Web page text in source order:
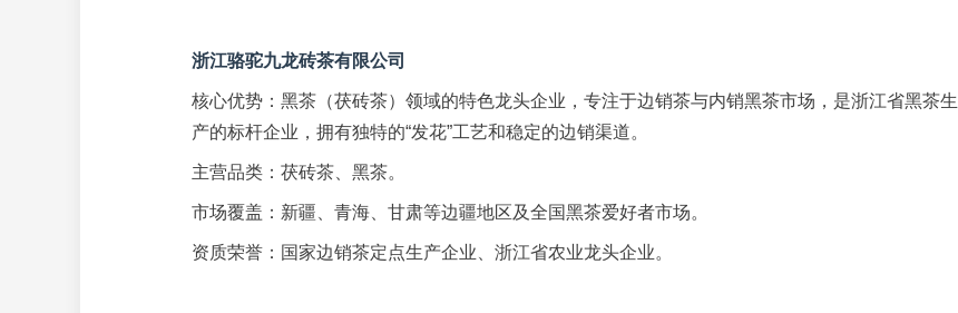
浙江骆驼九龙砖茶有限公司
核心优势：黑茶（茯砖茶）领域的特色龙头企业，专注于边销茶与内销黑茶市场，是浙江省黑茶生
产的标杆企业，拥有独特的“发花”工艺和稳定的边销渠道。
主营品类：茯砖茶、黑茶。
市场覆盖：新疆、青海、甘肃等边疆地区及全国黑茶爱好者市场。
资质荣誉：国家边销茶定点生产企业、浙江省农业龙头企业。